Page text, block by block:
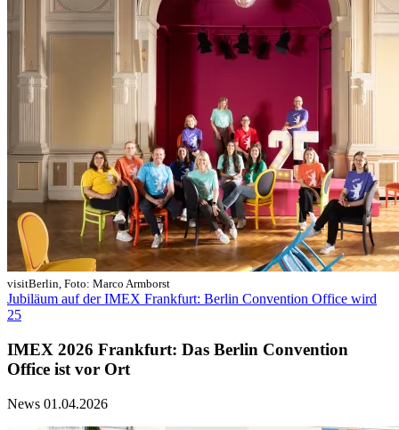
visitBerlin, Foto: Marco Armborst
Jubiläum auf der IMEX Frankfurt: Berlin Convention Office wird
25
IMEX 2026 Frankfurt: Das Berlin Convention
Office ist vor Ort
News 01.04.2026